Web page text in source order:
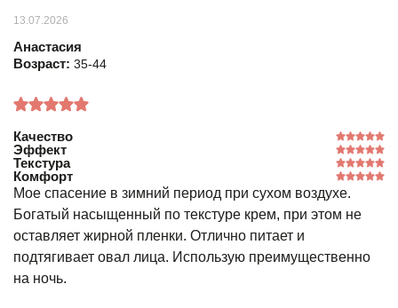
13.07.2026
Анастасия
Возраст: 35-44
Качество
Эффект
Текстура
Комфорт
Мое спасение в зимний период при сухом воздухе.
Богатый насыщенный по текстуре крем, при этом не
оставляет жирной пленки. Отлично питает и
подтягивает овал лица. Использую преимущественно
на ночь.